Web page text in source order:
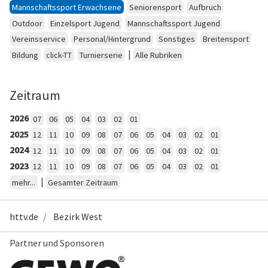
Mannschaftssport Erwachsene
Seniorensport
Aufbruch
Outdoor
Einzelsport Jugend
Mannschaftssport Jugend
Vereinsservice
Personal/Hintergrund Sonstiges
Breitensport
Bildung
click-TT Turnierserie | Alle Rubriken
Zeitraum
2026 07 06 05 04 03 02 01
2025 12 11 10 09 08 07 06 05 04 03 02 01
2024 12 11 10 09 08 07 06 05 04 03 02 01
2023 12 11 10 09 08 07 06 05 04 03 02
01
mehr...
| Gesamter Zeitraum
httv.de Bezirk West
Partner und Sponsoren